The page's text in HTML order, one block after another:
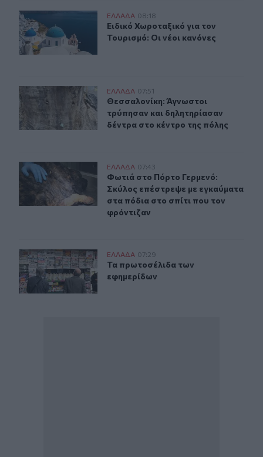
Ειδικό Χωροταξικό για τον Τουρισμό: Οι νέοι κανόνες
ΕΛΛAΔΑ 08:18
Ειδικό Χωροταξικό για τον
Ειδικό Χωροταξικό για τον
Τουρισμό: Οι νέοι κανόνες
Θεσσαλονίκη: Άγνωστοι τρύπησαν και δηλητηρίασαν
ΕΛΛAΔΑ 07:51
Θεσσαλονίκη: Άγνωστοι τρύπησαν
Θεσσαλονίκη: Άγνωστοι
τρύπησαν και δηλητηρίασαν
δέντρα στο κέντρο της πόλης
Φωτιά στο Πόρτο Γερμενό: Σκύλος επέστρεψε με
ΕΛΛAΔΑ 07:43
Φωτιά στο Πόρτο Γερμενό: Σκύλος
Φωτιά στο Πόρτο Γερμενό:
Σκύλος επέστρεψε με εγκαύματα
στα πόδια στο σπίτι που τον
φρόντιζαν
Τα πρωτοσέλιδα των εφημερίδων
ΕΛΛAΔΑ 07:29
Τα πρωτοσέλιδα των εφημερίδων
Τα πρωτοσέλιδα των
εφημερίδων